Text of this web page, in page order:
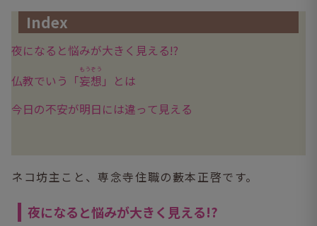
Index
夜になると悩みが大きく見える!?
仏教でいう「妄想
もうぞう
」とは
今日の不安が明日には違って見える
ネコ坊主こと、専念寺住職の藪本正啓です。
夜になると悩みが大きく見える!?